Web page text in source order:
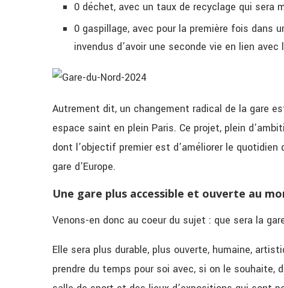
0 déchet, avec un taux de recyclage qui sera
0 gaspillage, avec pour la première fois dans
invendus d’avoir une seconde vie en lien
Autrement dit, un changement radical de la gare
espace saint en plein Paris. Ce projet, plein
dont l’objectif premier est d’améliorer le
gare d’Europe.
Une gare plus accessible et ouverte au
Venons-en donc au coeur du sujet : que sera la
Elle sera plus durable, plus ouverte, humaine,
prendre du temps pour soi avec, si on le souhaite,